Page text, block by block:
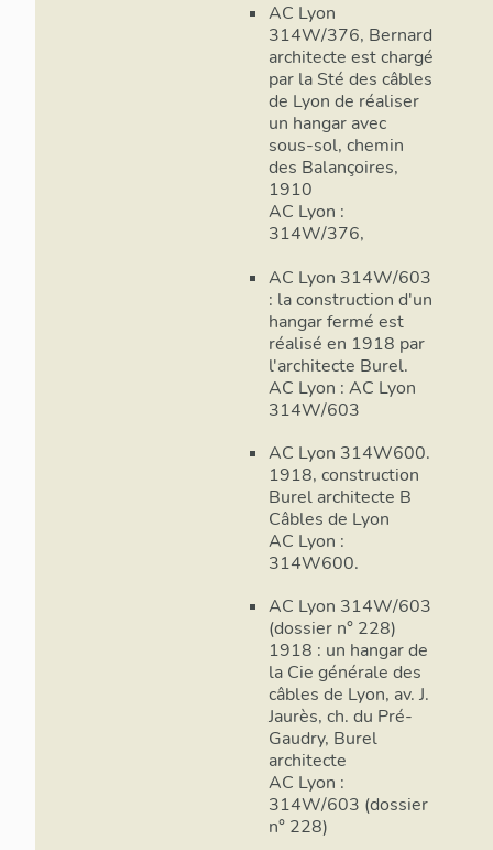
AC Lyon
314W/376, Bernard
architecte est chargé
par la Sté des câbles
de Lyon de réaliser
un hangar avec
sous-sol, chemin
des Balançoires,
1910
AC Lyon :
314W/376,
AC Lyon 314W/603
: la construction d'un
hangar fermé est
réalisé en 1918 par
l'architecte Burel.
AC Lyon : AC Lyon
314W/603
AC Lyon 314W600.
1918, construction
Burel architecte B
Câbles de Lyon
AC Lyon :
314W600.
AC Lyon 314W/603
(dossier n° 228)
1918 : un hangar de
la Cie générale des
câbles de Lyon, av. J.
Jaurès, ch. du Pré-
Gaudry, Burel
architecte
AC Lyon :
314W/603 (dossier
n° 228)